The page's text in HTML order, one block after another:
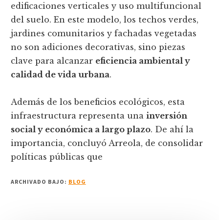
edificaciones verticales y uso multifuncional
del suelo. En este modelo, los techos verdes,
jardines comunitarios y fachadas vegetadas
no son adiciones decorativas, sino piezas
clave para alcanzar eficiencia ambiental y
calidad de vida urbana.
Además de los beneficios ecológicos, esta
infraestructura representa unainversión
social y económica a largo plazo. De ahí la
importancia, concluyó Arreola, de consolidar
políticas públicas que
ARCHIVADO BAJO: BLOG